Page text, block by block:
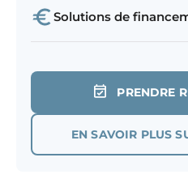
Solutions de
PRENDRE
EN SAVOIR PLUS